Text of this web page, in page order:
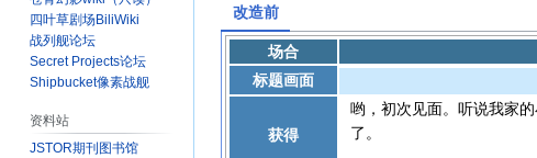
改造前
场合
标题画面
获得
哟，初次见面。听说我家
了。
四叶草剧场BiliWiki
战列舰论坛
Secret Projects论坛
Shipbucket像素战舰
资料站
JSTOR期刊图书馆